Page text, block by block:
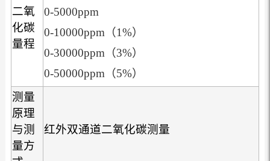
二氧
化碳
量程
0-5000ppm
0-10000ppm（1%）
0-30000ppm（3%）
0-50000ppm（5%）
测量
原理
与测
量方
红外双通道二氧化碳测量